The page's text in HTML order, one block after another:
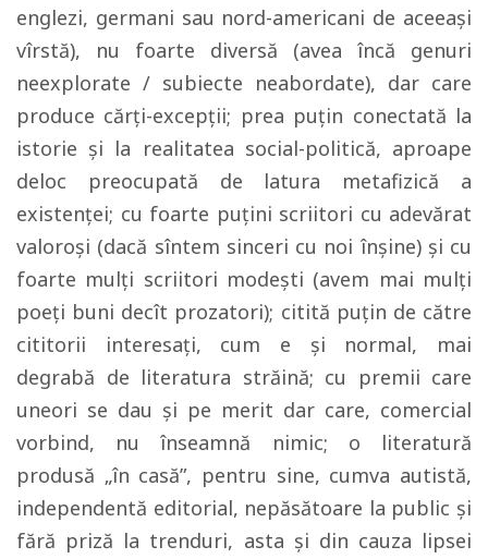
englezi, germani sau nord-americani de aceeaşi
vîrstă), nu foarte diversă (avea încă genuri
neexplorate / subiecte neabordate), dar care
produce cărţi-excepţii; prea puţin conectată la
istorie şi la realitatea social-politică, aproape
deloc preocupată de latura metafizică a
existenţei; cu foarte puţini scriitori cu adevărat
valoroşi (dacă sîntem sinceri cu noi înşine) şi cu
foarte mulţi scriitori modeşti (avem mai mulţi
poeţi buni decît prozatori); citită puţin de către
cititorii interesaţi, cum e şi normal, mai
degrabă de literatura străină; cu premii care
uneori se dau şi pe merit dar care, comercial
vorbind, nu înseamnă nimic; o literatură
produsă „în casă”, pentru sine, cumva autistă,
independentă editorial, nepăsătoare la public şi
fără priză la trenduri, asta şi din cauza lipsei